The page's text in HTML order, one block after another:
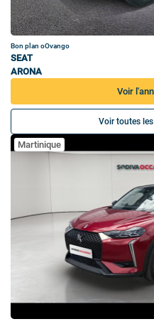
Bon plan oOvango
SEAT
ARONA
Voir
Voir toutes
Martinique